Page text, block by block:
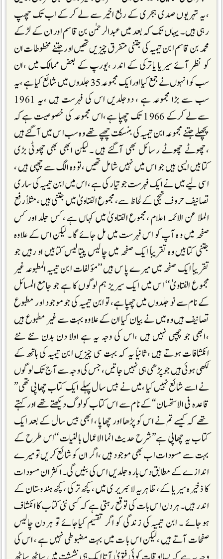
،یہ تہریوں صدی ہجری کے ربع اخیر سے لے کر کے اب تک چھپ
رہی ہیں ۔یہاں تک کہ بعد میں عبدالرحمٰن بن قاسم او ران کے لڑکے
محمد بن قاسم ابن تیمیہ کی جتنی متفر ق چیزیں تھیں اور جتنے مخطوطات ان
کو نظر آئے سیریا یاترکی کے اندر ،یورپ کے بعض ممالک میں ،ان
سب کو انہوں نے جمع کیا اورایک مجموعہ 35 جلدوں میں شائع کیا ہے ،یہ
سب سے بڑا مجموعہ ہے ، دوجلدیں اس کی فہرست ہیں ،یہ 1961
سےلے کرکے 1966 تک چھپا ہے،اس مجموعہ کی خصوصیت ہےکہ
پچھلے جتنے مجموعہ ابن تیمیہ کی بنسکت چھپے تھے وہ سب اس میں آگئے ہیں
،چھوٹے چھوٹے رسائل بھی آگئے ہیں ۔لیکن ابھی بھی چھوٹی بڑی
کتابیں ایسی ہیں جو اس میں نہیں شامل تھیں ،تو وہ الگ سے چھپی ہیں ،
اسی لیے میں نے ایک فہرست جو تیا ر کی ہے ، اس میں ابن تیمیہ کی ساری
تصانیف حروف تہجی کے لحاظ سے ،مجموع الفتاویٰ میں جتنی ہیں ، مثلا ًرفع
الملا عن الائمہ اعلام ،مجموع الفتاویٰ میں کہاں ہے ،کس جلد اور کس
صفحہ میں و ہ آپ کو اس فہر ست میں مل جائے گا ۔لیکن اس کے علاوہ
جتنی کتابیں وہ تقریباً ایک صفحہ میں چالیس پیتالیس کتابیں او رہیں جو
تقریباً ایک صفحہ میں میرے پا س ہیں ’’مؤلفات ابن تیمیہ المطبوعہ غیر
مجموع الفتاویٰ‘‘ اس میں ایک سیریز ہم لوگوں کا ہے جو جامع المسائل
کے نام سے نو جلدوں میں چھپا ہے، تو ابن تیمیہ کی جو موجود اور مطبوع
تصانیف ہیں وہ میں نے بیا ن کیا ان کے علاوہ بہت سے غیر مطبوع ہیں
،ابھی جو چھپی نہیں ہیں ،اس کی وجہ یہ ہے اولا دن بدن نئے نئے
انکشافات ہوتے ہیں ،ثانیاً یہ کہ بہت سی چیزیں ابن تیمیہ کی ہاتھ کے
لکھی ہوئی ہیں جو پڑھی ہی نہیں جاتیں، جس کی وجہ سے آج تک لوگوں
نے اسے شائع نہیں کیا ،میں نے بیس سال پہلے ایک کتاب چھاپی تھی’’
قاعدہ فی الاستحسان ‘‘کے نام سے اس کتاب کو لوگ دیکھتے تھے اور کہتے
تھے کہ کیسے تم نے اس کو پڑھا اور چھاپا ، ابھی بیس سال کے بعد ایک
کتاب یہ چھاپی ہے’’شرح حدیث انما الاعمال بالنیات ‘‘اس طرح کے
بہت سے مسودات اب بھی موجود ہیں ،اگر ان کو شائع کریں تو میرے
اندازے کے مطابق دس بارہ جلدیں اس کی بنیں گی۔ اکثر ان مسودات
کا ذخیرہ سیریا کے ، ظاہریہ لائبریر ی میں ، کچھ تر کی ، کچھ ہندوستان کے
اندر ہیں۔ہر دن اس بات کی توقع رہتی ہے کہ کسی نئی کتاب کا انکشاف
ہوجائے ۔ ابن تیمیہ کی زندگی کو اگر تقسیم کیاجائے تو ہر دن چالیس
صفحات آتے ہیں ،لیکن اس با ت میں بہت مضبوطی نہیں ہے ، اس کی